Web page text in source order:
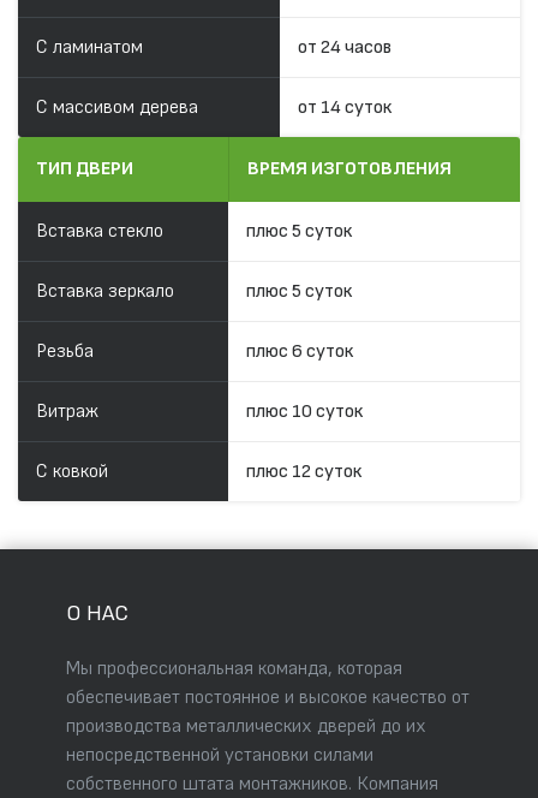
С ламинатом от 24 часов
С массивом дерева от 14 суток
ТИП ДВЕРИ ВРЕМЯ ИЗГОТОВЛЕНИЯ
Вставка стекло плюс 5 суток
Вставка зеркало плюс 5 суток
Резьба плюс 6 суток
Витраж плюс 10 суток
С ковкой плюс 12 суток
О НАС
Мы профессиональная команда, которая
обеспечивает постоянное и высокое качество от
производства металлических дверей до их
непосредственной установки силами
собственного штата монтажников. Компания